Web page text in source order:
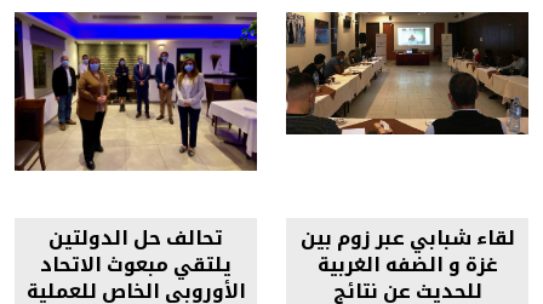
لقاء شبابي عبر زوم بين
غزة و الضفه الغربية
للحديث عن نتائج
تحالف حل الدولتين
يلتقي مبعوث الاتحاد
الأوروبي الخاص للعملية